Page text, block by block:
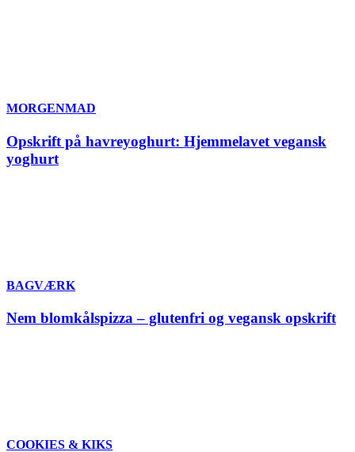
MORGENMAD
Opskrift på havreyoghurt: Hjemmelavet vegansk
yoghurt
BAGVÆRK
Nem blomkålspizza – glutenfri og vegansk opskrift
COOKIES & KIKS